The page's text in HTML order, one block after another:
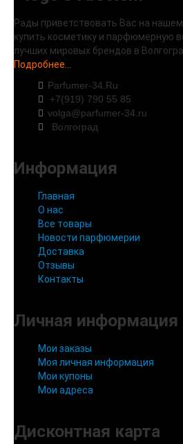
Рады приветствовать Вас на
купить косметику и парфюмерную
лучших мировых брендов в
Подробнее...
Parfumer-34.Ru
+7(919) 790 55 85
volga@parfumer-34.ru
Волгоград
Информация
Главная
О нас
Все товары
Новости парфюмерии
Доставка
Отзывы
Контакты
Личная информация
Мои заказы
Моя личная информация
Мои купоны
Мои адреса
Дисконтная карта